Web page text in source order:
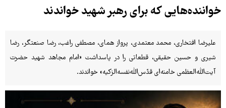
خواننده‌هایی که برای رهبر شهید خواندند
علیرضا افتخاری، محمد معتمدی، پرواز همای، مصطفی راغب، رضا صنعتگر، رضا
شیری و حسین حقیقی، قطعاتی را در پاسداشت «امام مجاهد شهید حضرت
آیت‌الله‌العظمی خامنه‌ای‌ قدّس‌الله‌نفسه‌الزکیه» خواندند.